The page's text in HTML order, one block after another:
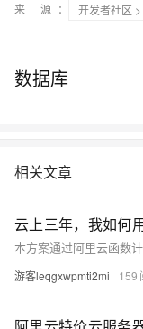
来 源：
开发者社区 >
数据库
相关文章
游客leqgxwpmti2mi 159